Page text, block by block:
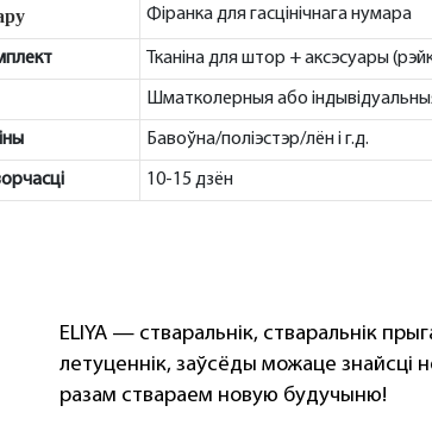
Фіранка для гасцінічнага нумара
Тканіна для штор + аксэсуары
Шматколерныя або
Бавоўна/поліэстэр/лён і г.д.
10-15 дзён
ELIYA — стваральнік, стваральнік
летуценнік, заўсёды можаце знайсці
разам ствараем новую будучыню!